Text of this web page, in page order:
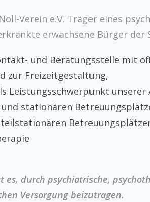
Verein e.V. Träger eines
erwachsene Bürger der
und Beratungsstelle mit
zur Freizeitgestaltung,
Leistungsschwerpunkt
stationären
es, durch psychiatrische,
Versorgung beizutragen.